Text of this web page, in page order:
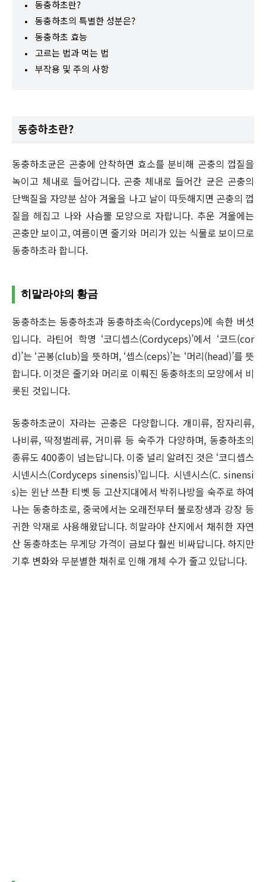
동충하초란?
동충하초의 특별한 성분은?
동충하초 효능
고르는 법과 먹는 법
부작용 및 주의 사항
동충하초란?
동충하초균은 곤충에 안착하면 효소를 분비해 곤충의 껍질을
녹이고 체내로 들어갑니다. 곤충 체내로 들어간 균은 곤충의
단백질을 자양분 삼아 겨울을 나고 날이 따듯해지면 곤충의 껍
질을 헤집고 나와 사슴뿔 모양으로 자랍니다. 추운 겨울에는
곤충만 보이고, 여름이면 줄기와 머리가 있는 식물로 보이므로
동충하초라 합니다.
히말라야의 황금
동충하초는 동충하초과 동충하초속(Cordyceps)에 속한 버섯
입니다. 라틴어 학명 ‘코디셉스(Cordyceps)’에서 ‘코드(cor
d)’는 ‘곤봉(club)을 뜻하며, ‘셉스(ceps)’는 ‘머리(head)’를 뜻
합니다. 이것은 줄기와 머리로 이뤄진 동충하초의 모양에서 비
롯된 것입니다.
동충하초균이 자라는 곤충은 다양합니다. 개미류, 잠자리류,
나비류, 딱정벌레류, 거미류 등 숙주가 다양하며, 동충하초의
종류도 400종이 넘는답니다. 이중 널리 알려진 것은 ‘코디셉스
시넨시스(Cordyceps sinensis)’입니다. 시넨시스(C. sinensi
s)는 윈난 쓰촨 티벳 등 고산지대에서 박쥐나방을 숙주로 하여
나는 동충하초로, 중국에서는 오래전부터 불로장생과 강장 등
귀한 약재로 사용해왔답니다. 히말라야 산지에서 채취한 자연
산 동충하초는 무게당 가격이 금보다 훨씬 비싸답니다. 하지만
기후 변화와 무분별한 채취로 인해 개체 수가 줄고 있답니다.